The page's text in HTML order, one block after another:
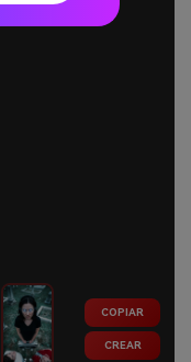
COPIAR
CREAR